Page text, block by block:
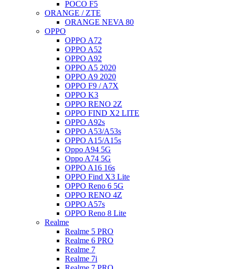
POCO F5
ORANGE / ZTE
ORANGE NEVA 80
OPPO
OPPO A72
OPPO A52
OPPO A92
OPPO A5 2020
OPPO A9 2020
OPPO F9 / A7X
OPPO K3
OPPO RENO 2Z
OPPO FIND X2 LITE
OPPO A92s
OPPO A53/A53s
OPPO A15/A15s
Oppo A94 5G
Oppo A74 5G
OPPO A16 16s
OPPO Find X3 Lite
OPPO Reno 6 5G
OPPO RENO 4Z
OPPO A57s
OPPO Reno 8 Lite
Realme
Realme 5 PRO
Realme 6 PRO
Realme 7
Realme 7i